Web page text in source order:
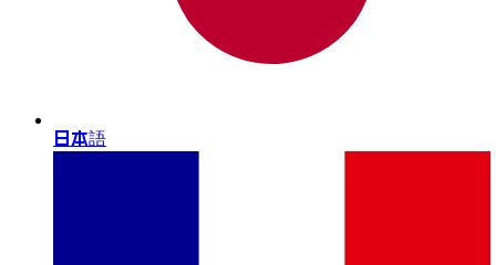
日本語